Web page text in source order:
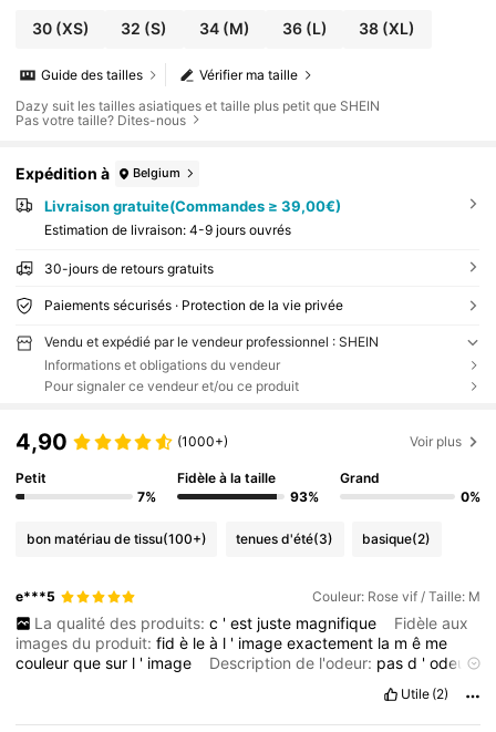
30(XS) 32 (S) 34(M) 36(L) 38 (XL)
Vérifier ma taille
Guide des tailles
Dazy suit les tailles asiatiques et taille plus petit que SHEIN
Pas votre taille? Dites-nous
Expédition à Belgium
Livraison gratuite(Commandes ≥ 39,00€)
Estimation de livraison: 4-9 jours ouvrés
30-jours de retours gratuits
Paiements sécurisés · Protection de la vie privée
Vendu et expédié par le vendeur professionnel : SHEIN
Informations et obligations du vendeur
Pour signaler ce vendeur et/ou ce produit
4,90 (1000+) Voir plus
Petit
7%
Fidèle à la taille
93%
Grand
0%
bon matériau de tissu(100+) tenues d'été(3) basique(2)
e***5 Couleur: Rose vif / Taille: M
La qualité des produits: c ' est juste magnifique
Fidèle aux
images du produit:fidè leà l ' imageexactement la mê me
couleurquesur l ' image Description de l'odeur: pasd 'odeur
Utile (2)